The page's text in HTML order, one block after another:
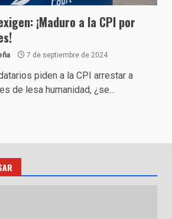
¡Maduro a la CPI por
7 de septiembre de 2024
piden a la CPI arrestar a
de lesa humanidad, ¿se...